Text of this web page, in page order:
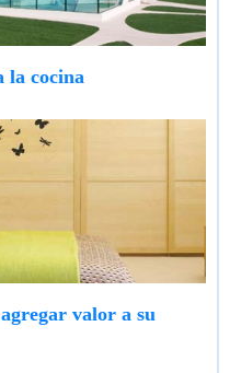
la cocina
valor a su